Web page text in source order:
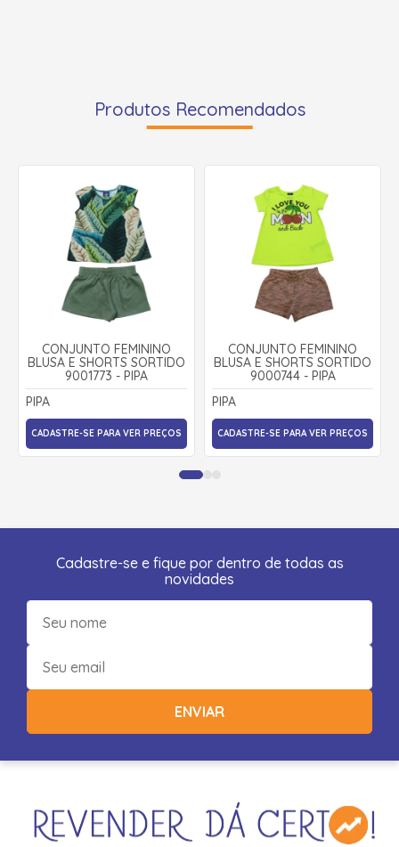
Produtos Recomendados
CONJUNTO FEMININO
BLUSA E SHORTS SORTIDO
9001773 - PIPA
PIPA
CADASTRE-SE PARA VER PREÇOS
CONJUNTO FEMININO
BLUSA E SHORTS SORTIDO
9000744 - PIPA
PIPA
CADASTRE-SE PARA VER PREÇOS
Cadastre-se e fique por dentro de todas as
novidades
ENVIAR